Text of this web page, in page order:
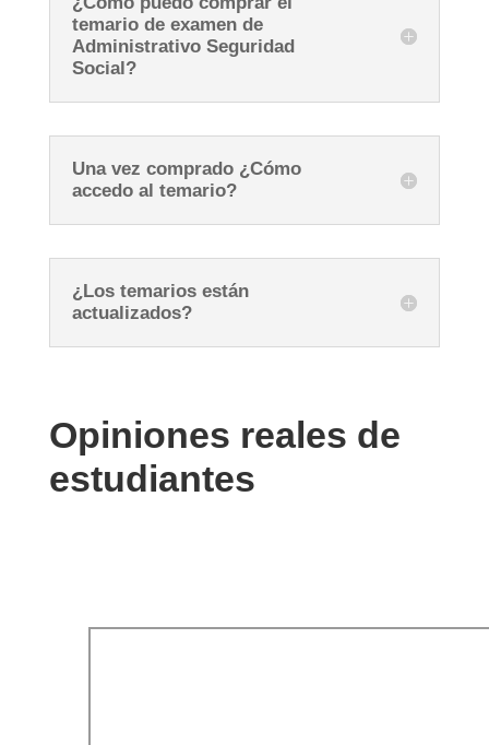
temario de examen de
Administrativo Seguridad
Social?
Una vez comprado ¿Cómo
accedo al temario?
¿Los temarios están
actualizados?
Opiniones reales de
estudiantes